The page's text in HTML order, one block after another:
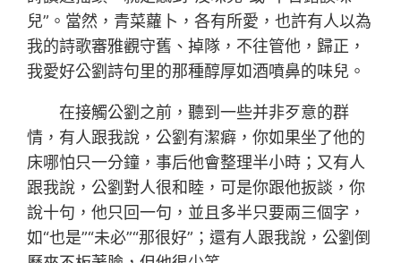
兒”。當然，青菜蘿卜，各有所愛，也許有人以為
我的詩歌審雅觀守舊、掉隊，不往管他，歸正，
我愛好公劉詩句里的那種醇厚如酒噴鼻的味兒。
在接觸公劉之前，聽到一些并非歹意的群
情，有人跟我說，公劉有潔癖，你如果坐了他的
床哪怕只一分鐘，事后他會整理半小時；又有人
跟我說，公劉對人很和睦，可是你跟他扳談，你
說十句，他只回一句，並且多半只要兩三個字，
如“也是”“未必”“那很好”；還有人跟我說，公劉倒